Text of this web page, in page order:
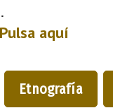
Pulsa aquí
Etnografía